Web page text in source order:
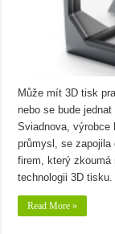
Může mít 3D tisk
nebo se bude
Sviadnova, výrobce
průmysl, se zapojila
firem, který
technologii 3D
Read More »